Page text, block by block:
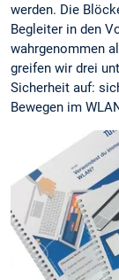
werden. Die
Begleiter in den
wahrgenommen
greifen wir drei
Sicherheit auf:
Bewegen im